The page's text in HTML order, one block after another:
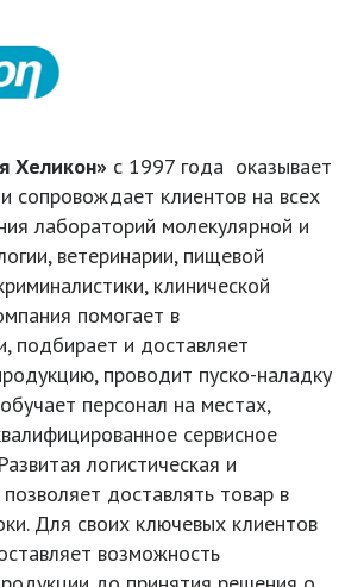
Хеликон» с 1997 года оказывает
и сопровождает клиентов на всех
лабораторий молекулярной и
ветеринарии, пищевой
клинической
помогает в
подбирает и доставляет
проводит пуско-наладку
персонал на местах,
сервисное
логистическая и
доставлять товар в
Для своих ключевых клиентов
возможность